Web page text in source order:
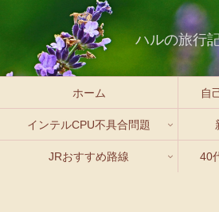
ハルの旅行
ホーム 自
インテルCPU不具合問題
JRおすすめ路線 40